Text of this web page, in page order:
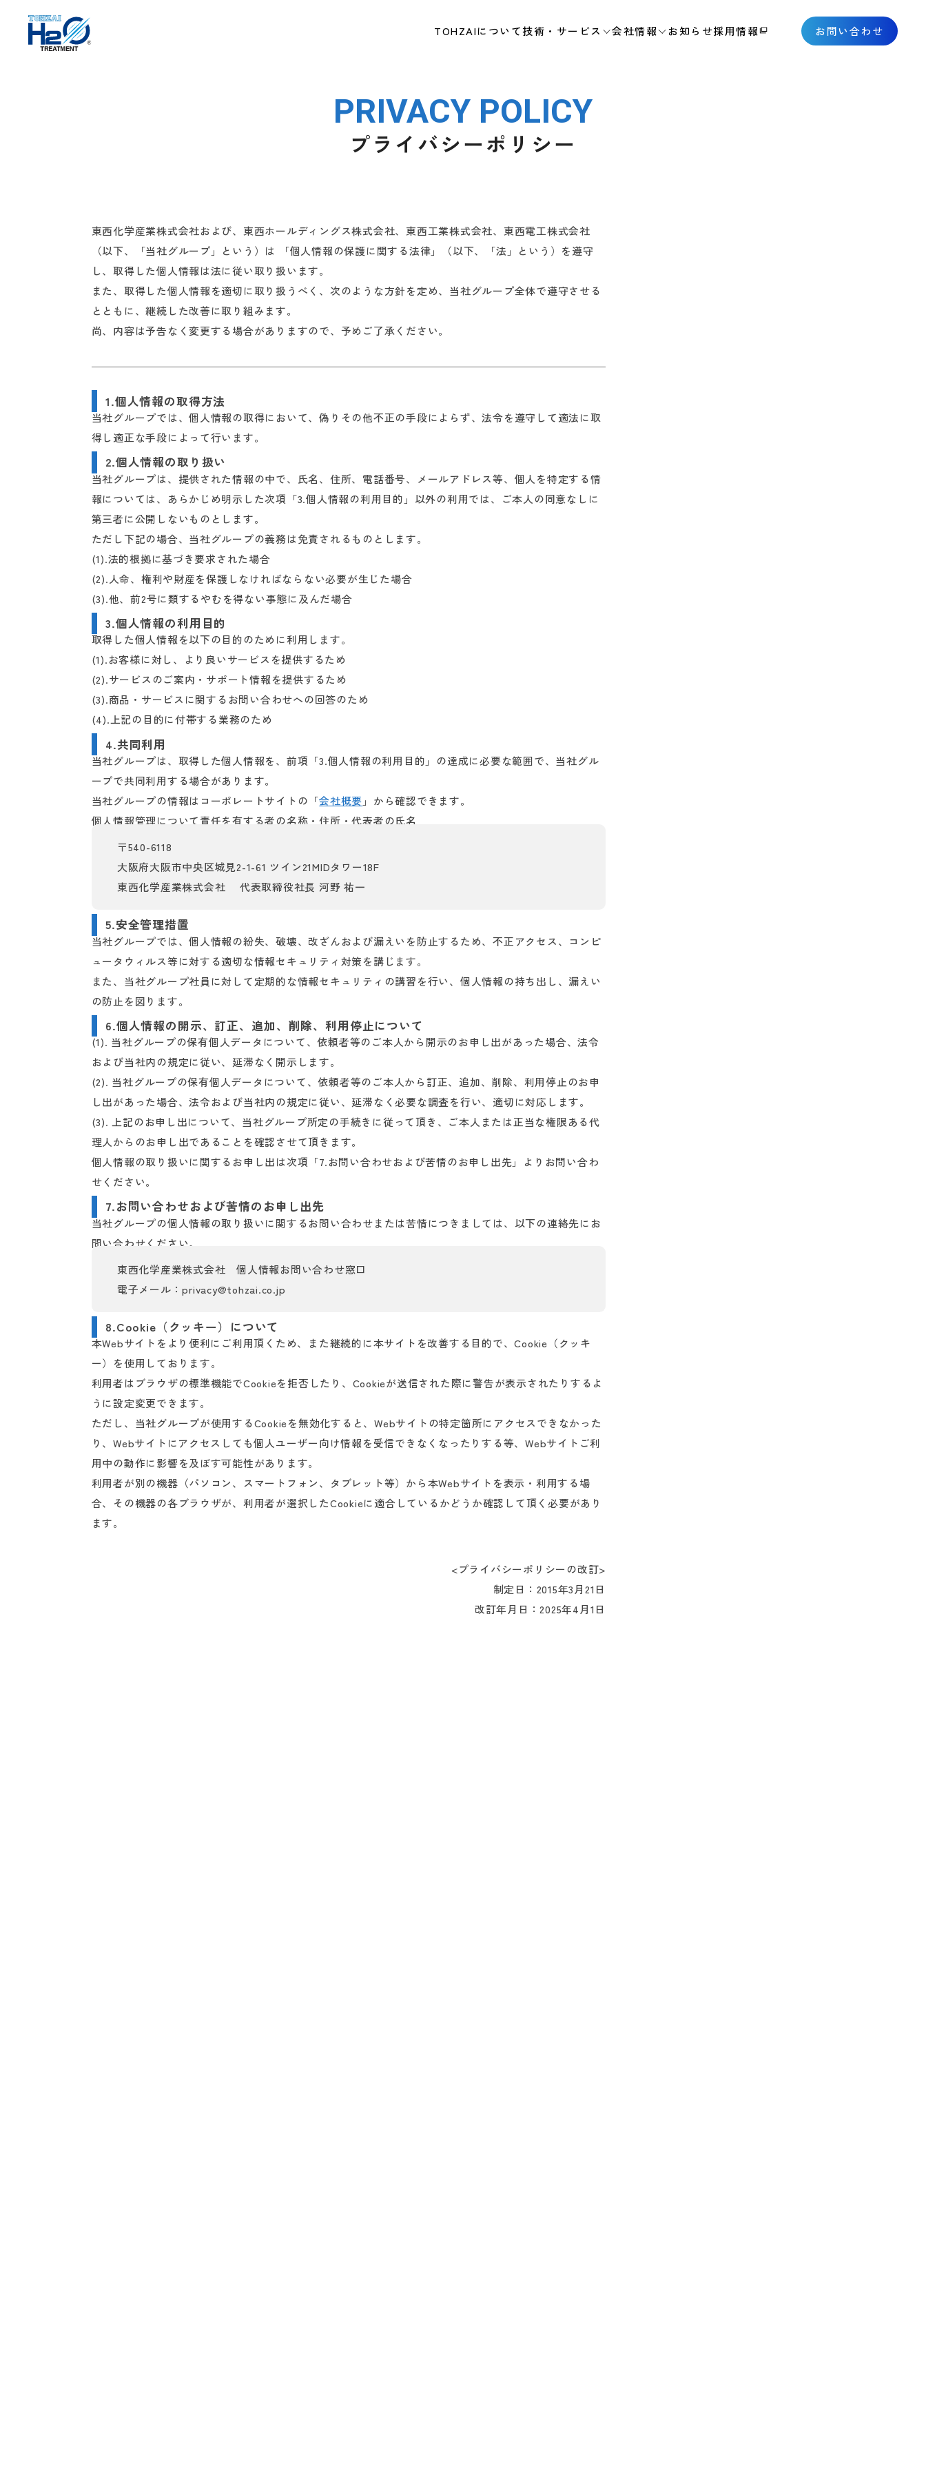
TOHZAIについて技術・サービス 会社情報 お知らせ採用情報 お問い合わせ
PRIVACY POLICY
プライバシーポリシー
東西化学産業株式会社および、東西ホールディングス株式会社、東西工業株式会社、東西電工株式会社
（以下、「当社グループ」という）は 「個人情報の保護に関する法律」（以下、「法」という）を遵守
し、取得した個人情報は法に従い取り扱います。
また、取得した個人情報を適切に取り扱うべく、次のような方針を定め、当社グループ全体で遵守させる
とともに、継続した改善に取り組みます。
尚、内容は予告なく変更する場合がありますので、予めご了承ください。
1.個人情報の取得方法
当社グループでは、個人情報の取得において、偽りその他不正の手段によらず、法令を遵守して適法に取
得し適正な手段によって行います。
2.個人情報の取り扱い
当社グループは、提供された情報の中で、氏名、住所、電話番号、メールアドレス等、個人を特定する情
報については、あらかじめ明示した次項「3.個人情報の利用目的」以外の利用では、ご本人の同意なしに
第三者に公開しないものとします。
ただし下記の場合、当社グループの義務は免責されるものとします。
(1).法的根拠に基づき要求された場合
(2).人命、権利や財産を保護しなければならない必要が生じた場合
(3).他、前2号に類するやむを得ない事態に及んだ場合
3.個人情報の利用目的
取得した個人情報を以下の目的のために利用します。
(1).お客様に対し、より良いサービスを提供するため
(2).サービスのご案内・サポート情報を提供するため
(3).商品・サービスに関するお問い合わせへの回答のため
(4).上記の目的に付帯する業務のため
4.共同利用
当社グループは、取得した個人情報を、前項「3.個人情報の利用目的」の達成に必要な範囲で、当社グル
ープで共同利用する場合があります。
当社グループの情報はコーポレートサイトの「会社概要 」から確認できます。
個人情報管理について責任を有する者の名称・住所・代表者の氏名
〒540-6118
大阪府大阪市中央区城見2-1-61 ツイン21MIDタワー18F
東西化学産業株式会社 代表取締役社長 河野 祐一
5.安全管理措置
当社グループでは、個人情報の紛失、破壊、改ざんおよび漏えいを防止するため、不正アクセス、コンピ
ュータウィルス等に対する適切な情報セキュリティ対策を講じます。
また、当社グループ社員に対して定期的な情報セキュリティの講習を行い、個人情報の持ち出し、漏えい
の防止を図ります。
6.個人情報の開示、訂正、追加、削除、利用停止について
(1). 当社グループの保有個人データについて、依頼者等のご本人から開示のお申し出があった場合、法令
および当社内の規定に従い、延滞なく開示します。
(2). 当社グループの保有個人データについて、依頼者等のご本人から訂正、追加、削除、利用停止のお申
し出があった場合、法令および当社内の規定に従い、延滞なく必要な調査を行い、適切に対応します。
(3). 上記のお申し出について、当社グループ所定の手続きに従って頂き、ご本人または正当な権限ある代
理人からのお申し出であることを確認させて頂きます。
個人情報の取り扱いに関するお申し出は次項「7.お問い合わせおよび苦情のお申し出先」よりお問い合わ
せください。
7.お問い合わせおよび苦情のお申し出先
当社グループの個人情報の取り扱いに関するお問い合わせまたは苦情につきましては、以下の連絡先にお
問い合わせください。
東西化学産業株式会社個人情報お問い合わせ窓口
電子メール：privacy@tohzai.co.jp
8.Cookie（クッキー）について
本Webサイトをより便利にご利用頂くため、また継続的に本サイトを改善する目的で、Cookie（クッキ
ー）を使用しております。
利用者はブラウザの標準機能でCookieを拒否したり、Cookieが送信された際に警告が表示されたりするよ
うに設定変更できます。
ただし、当社グループが使用するCookieを無効化すると、Webサイトの特定箇所にアクセスできなかった
り、Webサイトにアクセスしても個人ユーザー向け情報を受信できなくなったりする等、Webサイトご利
用中の動作に影響を及ぼす可能性があります。
利用者が別の機器（パソコン、スマートフォン、タブレット等）から本Webサイトを表示・利用する場
合、その機器の各ブラウザが、利用者が選択したCookieに適合しているかどうか確認して頂く必要があり
ます。
<プライバシーポリシーの改訂>
制定日：2015年3月21日
改訂年月日：2025年4月1日